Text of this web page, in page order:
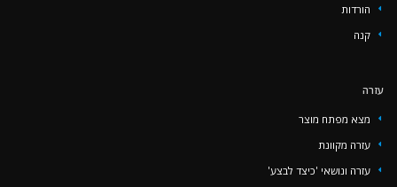
הורדות
קנה
עזרה
מצא מפתח מוצר
עזרה מקוונת
עזרה ונושאי 'כיצד לבצע'